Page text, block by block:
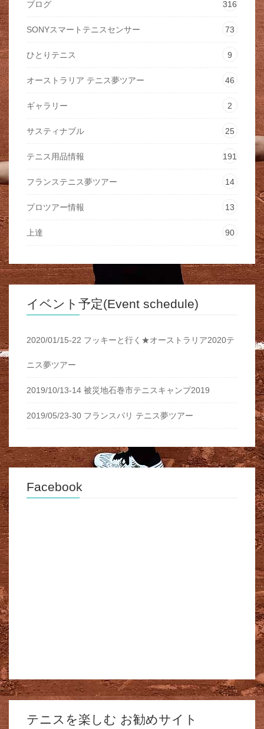
ブログ 316
SONYスマートテニスセンサー 73
ひとりテニス 9
オーストラリア テニス夢ツアー 46
ギャラリー 2
サスティナブル 25
テニス用品情報 191
フランステニス夢ツアー 14
プロツアー情報 13
上達 90
イベント予定(Event schedule)
2020/01/15-22 フッキーと行く★オーストラリア2020テ
ニス夢ツアー
2019/10/13-14 被災地石巻市テニスキャンプ2019
2019/05/23-30 フランスパリ テニス夢ツアー
Facebook
テニスを楽しむ お勧めサイト